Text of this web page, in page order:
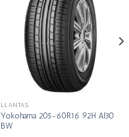
LLANTAS
Yokohama 205-60R16 92H Al30
BW